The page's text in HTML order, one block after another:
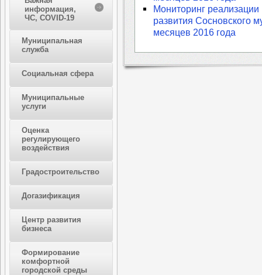
информация,
ЧС, COVID-19
Муниципальная
служба
Социальная сфера
Муниципальные
услуги
Оценка
регулирующего
воздействия
Градостроительство
Догазификация
Центр развития
бизнеса
Формирование
комфортной
городской среды
Мониторинг реализации
развития Сосновского
месяцев 2016 года